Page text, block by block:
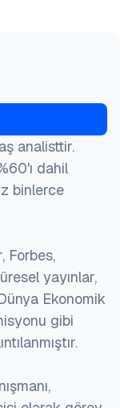
aimultiple.com/
10 Temmuz
analisttir.
dahil
binlerce
Forbes,
yayınlar,
Ekonomik
gibi